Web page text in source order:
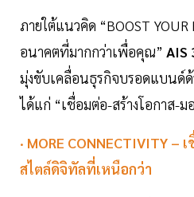
ภายใต้แนวคิด “BOOST YOUR
อนาคตที่มากกว่าเพื่อคุณ” AIS
มุ่งขับเคลื่อนธุรกิจบรอดแบนด์
ได้แก่ “เชื่อมต่อ-สร้างโอกาส-ม
· MORE CONNECTIVITY –
สไตล์ดิจิทัลที่เหนือกว่า